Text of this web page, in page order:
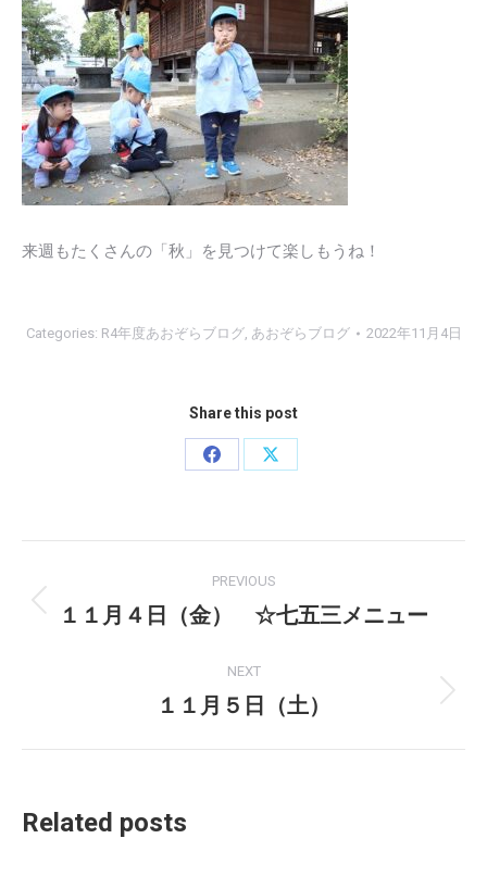
来週もたくさんの「秋」を見つけて楽しもうね！
Categories: R4年度あおぞらブログ, あおぞらブログ 2022年11月4日
Share this post
Share
Share
navigation
PREVIOUS
Previous
１１月４日（金） ☆七五三メニュー
NEXT
Next
１１月５日（土）
Related posts